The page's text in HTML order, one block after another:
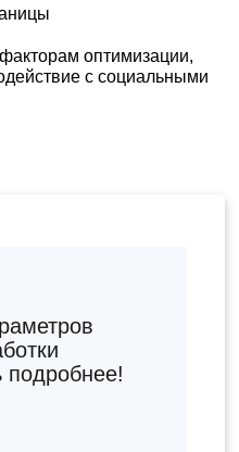
оптимизации,
с социальными
подробнее!